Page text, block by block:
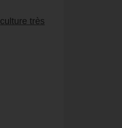
culture très